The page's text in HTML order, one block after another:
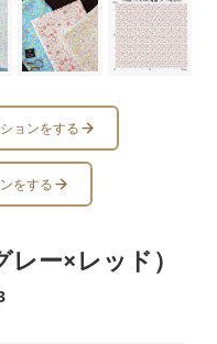
ョンをする
をする
ー×レッド）